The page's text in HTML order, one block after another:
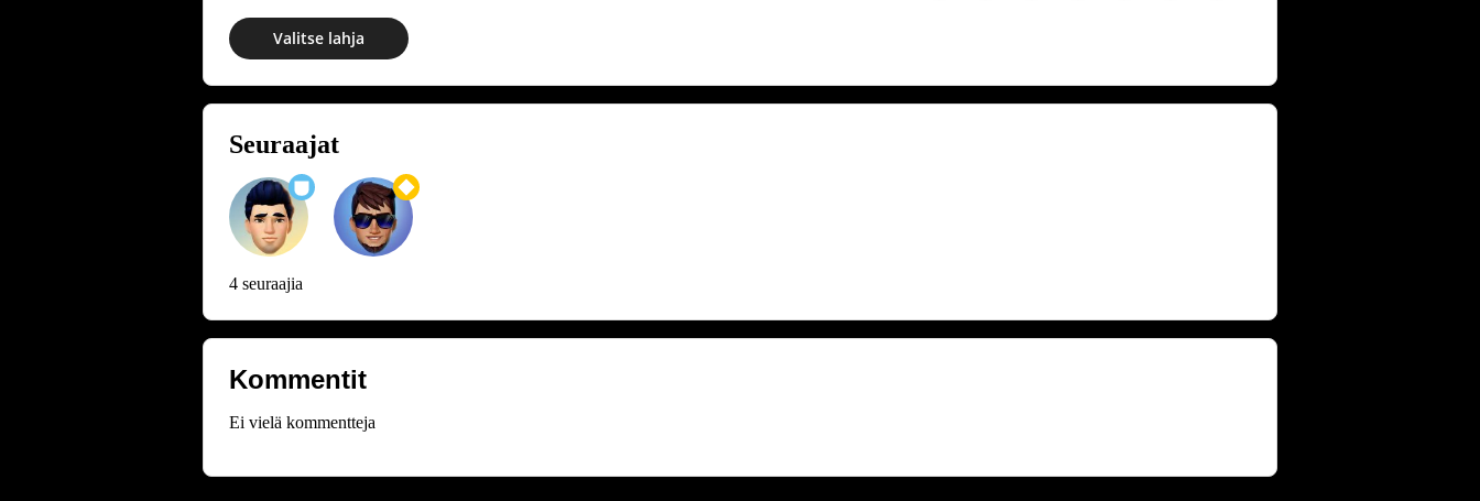
Valitse lahja
Seuraajat
4 seuraajia
Kommentit
Ei vielä kommentteja